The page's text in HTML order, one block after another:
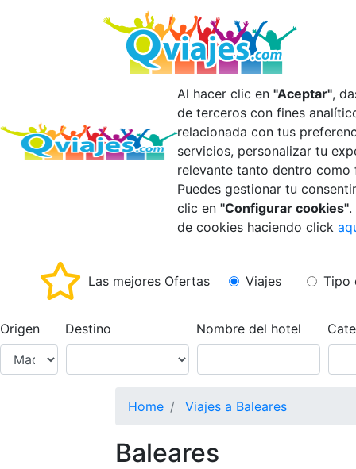
Al hacer clic en"Aceptar",
de terceros con fines
relacionada con tus
servicios, personalizar tu
relevante tanto dentro
Puedes gestionar tu
clic en"Configurar cookies".
de cookies haciendo click
Las mejores Ofertas Viajes Tipo
Origen Destino Nombre del hotel
Home Viajes a Baleares
Baleares